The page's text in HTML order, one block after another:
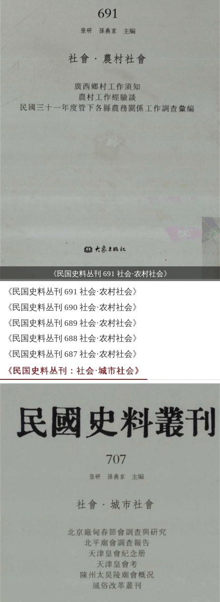
《民国史料丛刊 691 社会·农村社会》
《民国史料丛刊 691 社会·农村社会》
《民国史料丛刊 690 社会·农村社会》
《民国史料丛刊 689 社会·农村社会》
《民国史料丛刊 688 社会·农村社会》
《民国史料丛刊 687 社会·农村社会》
《民国史料丛刊：社会·城市社会》